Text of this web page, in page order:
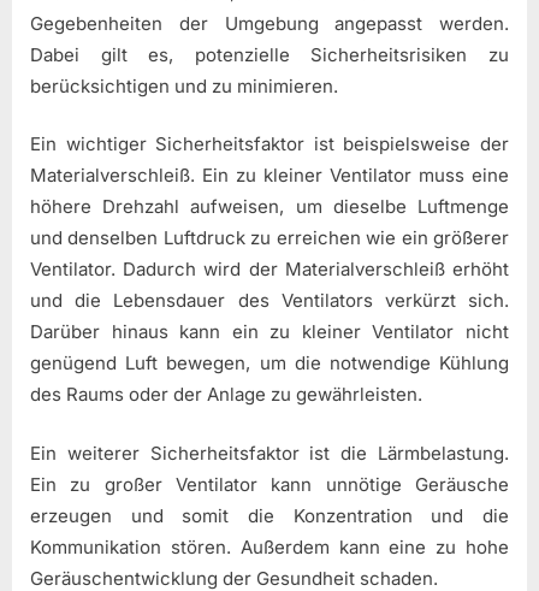
Gegebenheiten der Umgebung angepasst werden.
Dabei gilt es, potenzielle Sicherheitsrisiken zu
berücksichtigen und zu minimieren.
Ein wichtiger Sicherheitsfaktor ist beispielsweise der
Materialverschleiß. Ein zu kleiner Ventilator muss eine
höhere Drehzahl aufweisen, um dieselbe Luftmenge
und denselben Luftdruck zu erreichen wie ein größerer
Ventilator. Dadurch wird der Materialverschleiß erhöht
und die Lebensdauer des Ventilators verkürzt sich.
Darüber hinaus kann ein zu kleiner Ventilator nicht
genügend Luft bewegen, um die notwendige Kühlung
des Raums oder der Anlage zu gewährleisten.
Ein weiterer Sicherheitsfaktor ist die Lärmbelastung.
Ein zu großer Ventilator kann unnötige Geräusche
erzeugen und somit die Konzentration und die
Kommunikation stören. Außerdem kann eine zu hohe
Geräuschentwicklung der Gesundheit schaden.